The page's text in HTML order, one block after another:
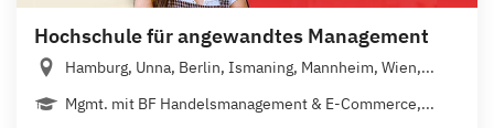
Hochschule für angewandtes Management
Hamburg, Unna, Berlin, Ismaning, Mannheim, Wien,...
Mgmt. mit BF Handelsmanagement & E-Commerce,...